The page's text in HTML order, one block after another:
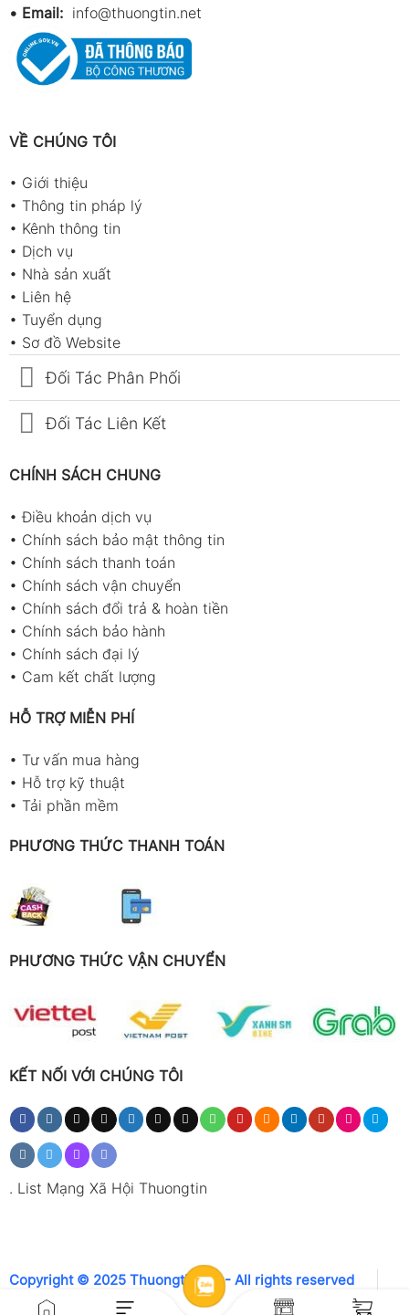
• Email: info@thuongtin.net
VỀ CHÚNG TÔI
• Giới thiệu
• Thông tin pháp lý
• Kênh thông tin
• Dịch vụ
• Nhà sản xuất
• Liên hệ
• Tuyển dụng
• Sơ đồ Website
Đối Tác Phân Phối
Đối Tác Liên Kết
CHÍNH SÁCH CHUNG
•Điều khoản dịch vụ
• Chính sách bảo mật thông tin
• Chính sách thanh toán
• Chính sách vận chuyển
• Chính sách đổi trả & hoàn tiền
• Chính sách bảo hành
• Chính sách đại lý
• Cam kết chất lượng
HỖ TRỢ MIỄN PHÍ
• Tư vấn mua hàng
• Hỗ trợ kỹ thuật
• Tải phần mềm
PHƯƠNG THỨC THANH TOÁN
PHƯƠNG THỨC VẬN CHUYỂN
KẾT NỐI VỚI CHÚNG TÔI
. List Mạng Xã Hội Thuongtin
Copyright © 2025 Thuongtin.net - All rights reserved